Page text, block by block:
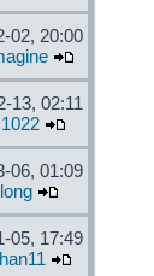
02, 20:00
13, 02:11
06, 01:09
05, 17:49